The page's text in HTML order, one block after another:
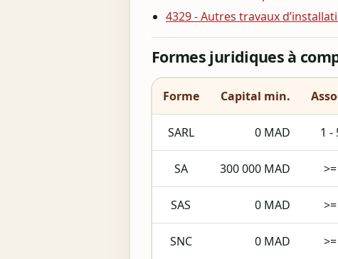
4329 - Autres travaux
Formes juridiques à
Forme Capital min.
SARL 0 MAD 1 -
SA 300 000 MAD
SAS 0 MAD
SNC 0 MAD